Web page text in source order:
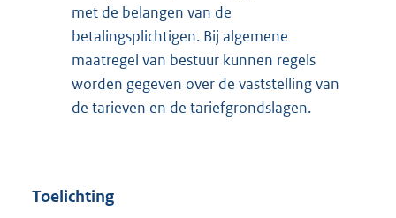
met de belangen van de
betalingsplichtigen. Bij algemene
maatregel van bestuur kunnen regels
worden gegeven over de vaststelling van
de tarieven en de tariefgrondslagen.
Toelichting